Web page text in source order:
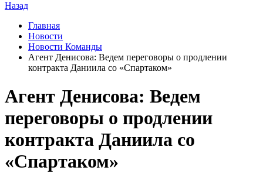
Назад
Главная
Новости
Новости Команды
Агент Денисова: Ведем переговоры о продлении
контракта Даниила со «Спартаком»
Агент Денисова: Ведем
переговоры о продлении
контракта Даниила со
«Спартаком»